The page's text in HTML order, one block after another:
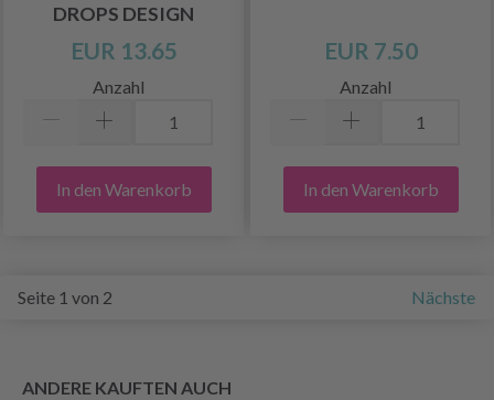
DROPS DESIGN
EUR 13.65
Anzahl
In den Warenkorb
EUR 7.50
Anzahl
In den Warenkorb
Seite 1 von 2 Nächste
ANDERE KAUFTEN AUCH